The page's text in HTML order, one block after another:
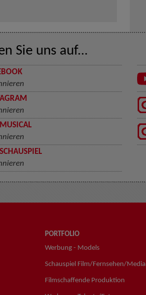
Sie uns auf...
PORTFOLIO
Werbung - Models
Schauspiel Film/Fernsehen/Media
Filmschaffende Produktion